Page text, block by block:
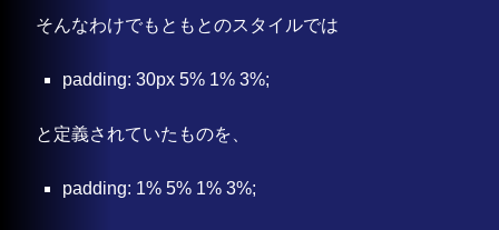
そんなわけでもともとのスタイルでは
padding: 30px 5% 1% 3%;
と定義されていたものを、
padding: 1% 5% 1% 3%;